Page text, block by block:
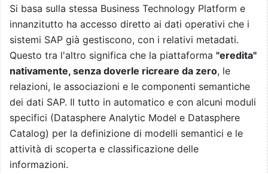
Si basa sulla stessa Business Technology Platform e
innanzitutto ha accesso diretto ai dati operativi che i
sistemi SAP già gestiscono, con i relativi metadati.
Questo tra l'altro significa che la piattaforma "eredita"
nativamente, senza doverle ricreare da zero, le
relazioni, le associazioni e le componenti semantiche
dei dati SAP. Il tutto in automatico e con alcuni moduli
specifici (Datasphere Analytic Model e Datasphere
Catalog) per la definizione di modelli semantici e le
attività di scoperta e classificazione delle
informazioni.